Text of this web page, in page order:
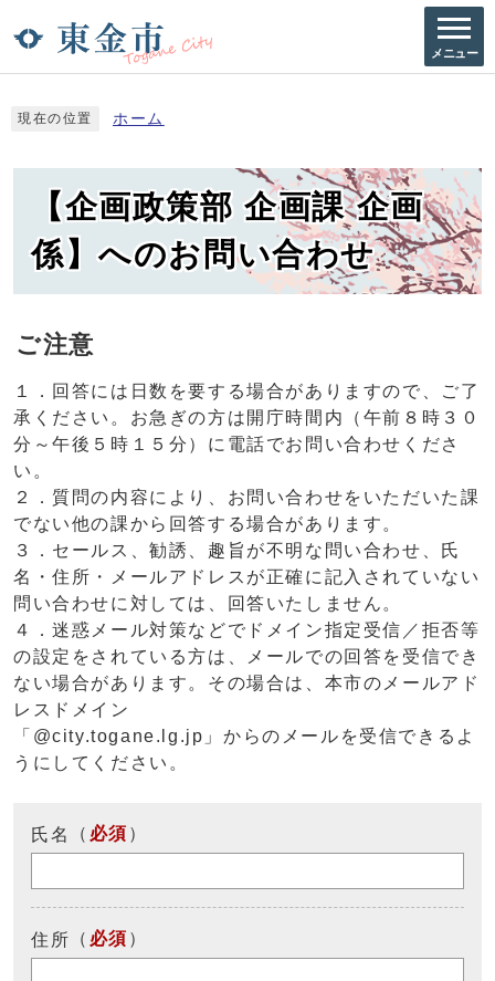
メニュー
現在の位置 ホーム
【企画政策部 企画課 企画
係】へのお問い合わせ
ご注意
１．回答には日数を要する場合がありますので、ご了
承ください。お急ぎの方は開庁時間内（午前８時３０
分～午後５時１５分）に電話でお問い合わせくださ
い。
２．質問の内容により、お問い合わせをいただいた課
でない他の課から回答する場合があります。
３．セールス、勧誘、趣旨が不明な問い合わせ、氏
名・住所・メールアドレスが正確に記入されていない
問い合わせに対しては、回答いたしません。
４．迷惑メール対策などでドメイン指定受信／拒否等
の設定をされている方は、メールでの回答を受信でき
ない場合があります。その場合は、本市のメールアド
レスドメイン
「@city.togane.lg.jp」からのメールを受信できるよ
うにしてください。
氏名 （ 必須 ）
住所 （ 必須 ）